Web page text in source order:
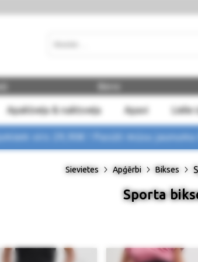
Apakšveļa & naktsveļa Apavi Lielie
virs 29,90€ ! Pasūti mūsu
Sievietes Apģērbi Bikses
Sporta